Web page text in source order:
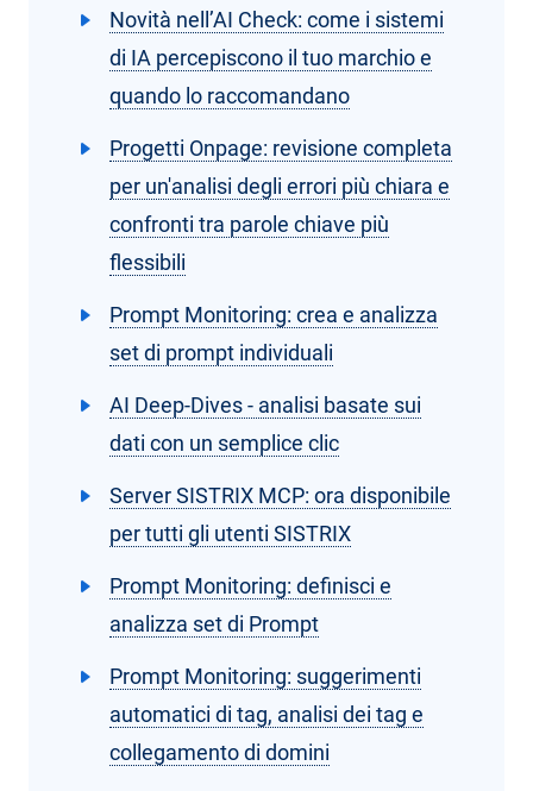
Novità nell’AI Check: come i sistemi
di IA percepiscono il tuo marchio e
quando lo raccomandano
Progetti Onpage: revisione completa
per un'analisi degli errori più chiara e
confronti tra parole chiave più
flessibili
Prompt Monitoring: crea e analizza
set di prompt individuali
AI Deep-Dives - analisi basate sui
dati con un semplice clic
Server SISTRIX MCP: ora disponibile
per tutti gli utenti SISTRIX
Prompt Monitoring: definisci e
analizza set di Prompt
Prompt Monitoring: suggerimenti
automatici di tag, analisi dei tag e
collegamento di domini